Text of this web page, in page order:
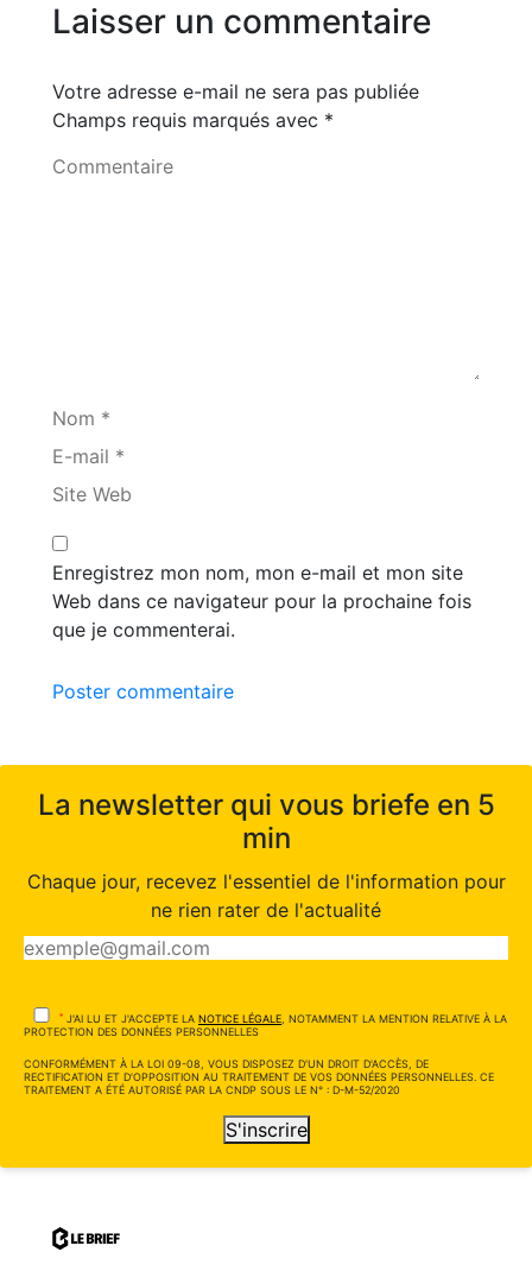
Laisser un commentaire
Votre adresse e-mail ne sera pas publiée
Champs requis marqués avec *
Commentaire
Nom *
E-mail *
Site Web
Enregistrez mon nom, mon e-mail et mon site
Web dans ce navigateur pour la prochaine fois
que je commenterai.
Poster commentaire
La newsletter qui vous briefe en 5
min
Chaque jour, recevez l'essentiel de l'information pour
ne rien rater de l'actualité
* J'AI LU ET J'ACCEPTE LA NOTICE LÉGALE, NOTAMMENT LA MENTION RELATIVE À LA
PROTECTION DES DONNÉES PERSONNELLES
CONFORMÉMENT À LA LOI 09-08, VOUS DISPOSEZ D'UN DROIT D'ACCÈS, DE
RECTIFICATION ET D'OPPOSITION AU TRAITEMENT DE VOS DONNÉES PERSONNELLES. CE
TRAITEMENT A ÉTÉ AUTORISÉ PAR LA CNDP SOUS LE N° : D-M-52/2020
S'inscrire